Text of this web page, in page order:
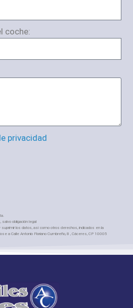
coche:
privacidad
obligación legal
los datos, así como otros derechos, indicados en la
a Calle Antonio Floriano Cumbreño, 8 , Cáceres, CP 10005